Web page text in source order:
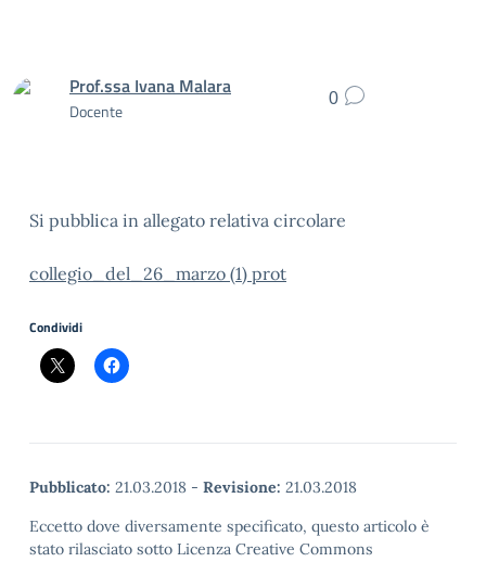
Prof.ssa Ivana Malara
Docente
0
Si pubblica in allegato relativa circolare
collegio_del_26_marzo (1) prot
Condividi
Pubblicato: 21.03.2018 - Revisione: 21.03.2018
Eccetto dove diversamente specificato, questo articolo è
stato rilasciato sotto Licenza Creative Commons